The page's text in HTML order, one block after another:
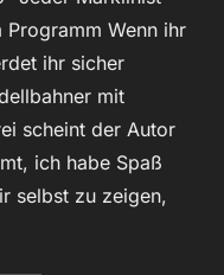
Programm Wenn ihr
ihr sicher
mit
scheint der Autor
ich habe Spaß
selbst zu zeigen,